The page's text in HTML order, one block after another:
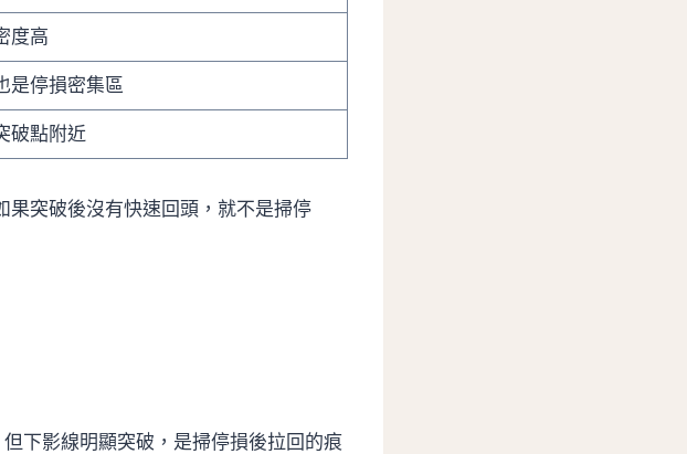
度高
是停損密集區
破點附近
果突破後沒有快速回頭，就不是掃停
但下影線明顯突破，是掃停損後拉回的痕